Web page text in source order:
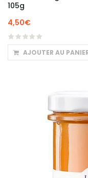
105g
4,50€
AJOUTER AU